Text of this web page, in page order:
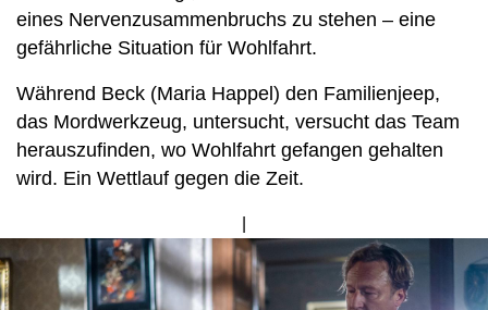
eines Nervenzusammenbruchs zu stehen – eine
gefährliche Situation für Wohlfahrt.
Während Beck (Maria Happel) den Familienjeep,
das Mordwerkzeug, untersucht, versucht das Team
herauszufinden, wo Wohlfahrt gefangen gehalten
wird. Ein Wettlauf gegen die Zeit.
Bild